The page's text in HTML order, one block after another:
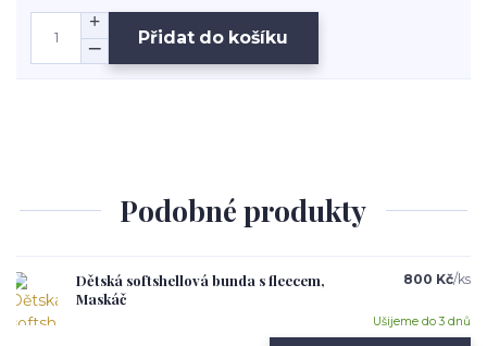
Přidat do košíku
Podobné produkty
Dětská softshellová bunda s fleecem,
Maskáč
800 Kč/ks
Ušijeme do 3 dnů